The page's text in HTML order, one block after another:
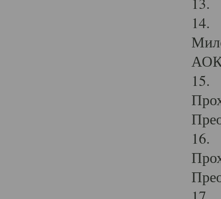
14.
15.
16.